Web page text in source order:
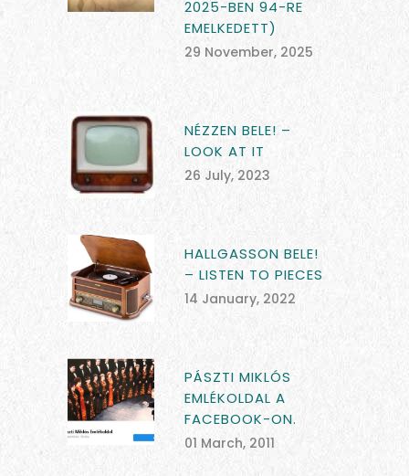
2025-BEN 94-RE
EMELKEDETT)
29 November, 2025
NÉZZEN BELE! –
LOOK AT IT
26 July, 2023
HALLGASSON BELE!
– LISTEN TO PIECES
14 January, 2022
PÁSZTI MIKLÓS
EMLÉKOLDAL A
FACEBOOK-ON.
01 March, 2011